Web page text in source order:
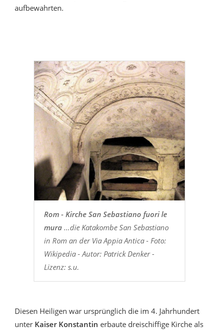
aufbewahrten.
Rom - Kirche San Sebastiano fuori le
mura...die Katakombe San Sebastiano
in Rom an der Via Appia Antica - Foto:
Wikipedia - Autor: Patrick Denker -
Lizenz: s.u.
Diesen Heiligen war ursprünglich die im 4. Jahrhundert
unter Kaiser Konstantin erbaute dreischiffige Kirche als